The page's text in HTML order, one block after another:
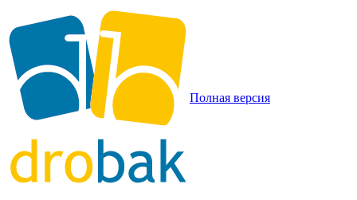
Полная версия